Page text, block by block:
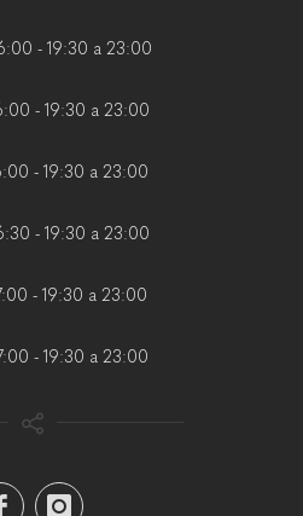
- 19:30 a 23:00
- 19:30 a 23:00
- 19:30 a 23:00
- 19:30 a 23:00
- 19:30 a 23:00
- 19:30 a 23:00